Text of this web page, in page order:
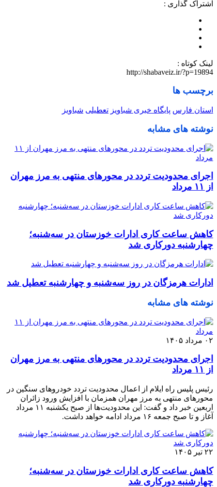
اشتراک گذاری :
لینک کوتاه :
http://shabaveiz.ir/?p=19894
برچسب ها
استان فارس پایگاه خبری شباویز تعطیلی شباویز
نوشته های مشابه
اجرای محدودیت تردد در محورهای منتهی به مرز مهران
از ۱۱ مرداد
کاهش ساعت کاری ادارات خوزستان در سه‌شنبه؛
چهارشنبه دورکاری شد
ادارات هرمزگان در روز سه‌شنبه و چهارشنبه تعطیل شد
نوشته های مشابه
۰۲ مرداد ۱۴۰۵
اجرای محدودیت تردد در محورهای منتهی به مرز مهران
از ۱۱ مرداد
رئیس پلیس راه ایلام از اعمال محدودیت تردد خودروهای سنگین در
محورهای منتهی به مرز مهران همزمان با افزایش ورود زائران
اربعین خبر داد و گفت: این محدودیت‌ها از صبح یکشنبه ۱۱ مرداد
آغاز و تا صبح جمعه ۱۶ مرداد ادامه خواهد داشت.
۲۲ تیر ۱۴۰۵
کاهش ساعت کاری ادارات خوزستان در سه‌شنبه؛
چهارشنبه دورکاری شد